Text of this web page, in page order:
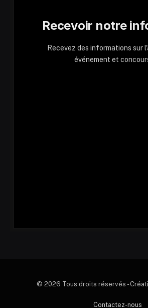
Recevoir notre
Recevez des informations sur
événement et
© 2026 Tous droits réservés -
Contactez-nous